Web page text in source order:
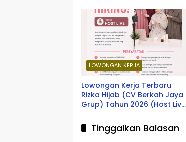
LOWONGAN KERJA
Lowongan Kerja Terbaru
Rizka Hijab (CV Berkah Jaya
Grup) Tahun 2026 (Host Live
Tinggalkan Balasan